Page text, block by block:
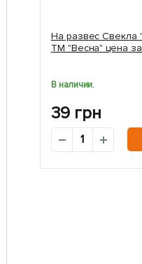
На развес Свекла
ТМ "Весна" цена за
В наличии.
39грн